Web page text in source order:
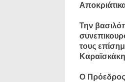
Την
τους
Ο Πρόεδρος